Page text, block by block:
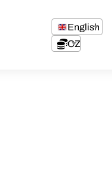
English
CZK